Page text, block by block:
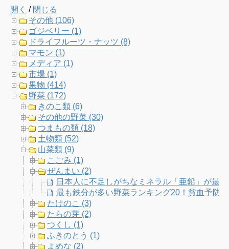
e
b
o
o
k
t
t
e
a
m
u
n
開く / 閉じる
その他 (106)
ゴジベリー (1)
ドライフルーツ・ナッツ (8)
マモン (1)
メディア (1)
市場 (1)
果物 (414)
野菜 (172)
きのこ類 (6)
その他の野菜 (30)
つまもの類 (18)
土物類 (52)
山菜類 (9)
こごみ (1)
ぜんまい (2)
日本人に不足しがちなミネラル「亜鉛」が最
最も鉄分が多い野菜ランキング20！貧血予防
たけのこ (3)
たらの芽 (2)
つくし (1)
ふきのとう (1)
よめな (2)